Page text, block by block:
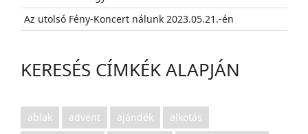
Az utolsó Fény-Koncert nálunk 2023.05.21.-én
KERESÉS CÍMKÉK ALAPJÁN
ablak advent ajándék
alkotás